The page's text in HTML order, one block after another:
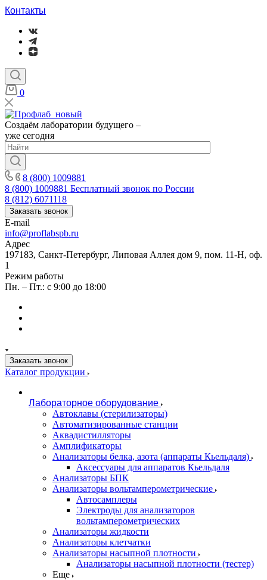
Контакты
0
Создаём лаборатории будущего –
уже сегодня
8 (800) 1009881
8 (800) 1009881 Бесплатный звонок по России
8 (812) 6071118
Заказать звонок
E-mail
info@proflabspb.ru
Адрес
197183, Санкт-Петербург, Липовая Аллея дом 9, пом. 11-Н, оф.
1
Режим работы
Пн. – Пт.: с 9:00 до 18:00
Заказать звонок
Каталог продукции
Лабораторное оборудование
Автоклавы (стерилизаторы)
Автоматизированные станции
Аквадистилляторы
Амплификаторы
Анализаторы белка, азота (аппараты Кьельдаля)
Аксессуары для аппаратов Кьельдаля
Анализаторы БПК
Анализаторы вольтамперометрические
Автосамплеры
Электроды для анализаторов
вольтамперометрических
Анализаторы жидкости
Анализаторы клетчатки
Анализаторы насыпной плотности
Анализаторы насыпной плотности (тестер)
Еще